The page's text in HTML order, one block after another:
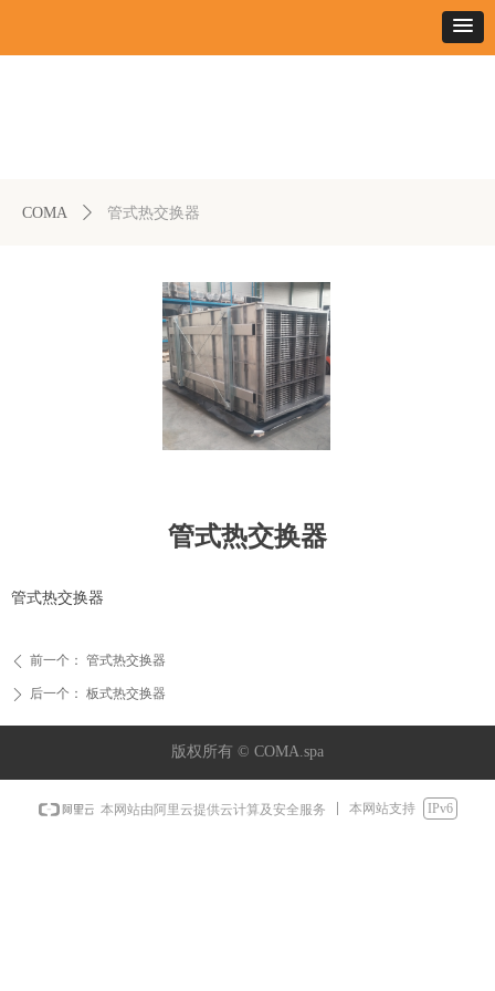
COMA ꄲ 管式热交换器
管式热交换器
管式热交换器
ꄲ 后一个： 板式热交换器
ꄴ 前一个： 管式热交换器
版权所有 © COMA.spa
本网站由阿里云提供云计算及安全服务 本网站支持 IPv6